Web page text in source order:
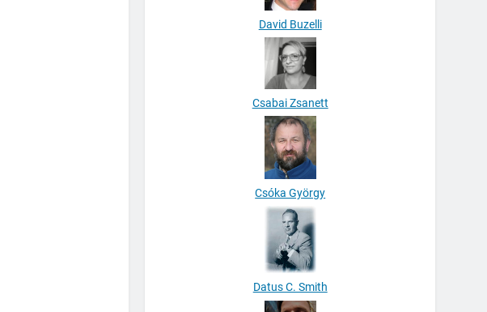
David Buzelli
Csabai Zsanett
Csóka György
Datus C. Smith